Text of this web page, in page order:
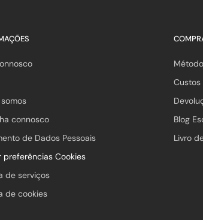
connosco
de Dados Pessoais
preferências Cookies
de serviços
de cookies
Custos
Blog
Livro